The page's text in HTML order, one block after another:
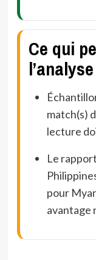
Ce qui
l’analyse
match(s)
lecture
Le
pour
avantage